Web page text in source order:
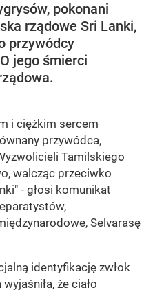
pokonani
rządowe Sri Lanki,
przywódcy
jego śmierci
i ciężkim sercem
przywódca,
Tamilskiego
walcząc przeciwko
- głosi komunikat
Selvarasę
identyfikację zwłok
że ciało